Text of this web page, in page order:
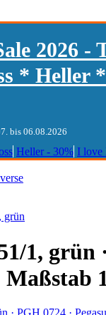
2026 -
* Heller
bis 06.08.2026
Heller - 30% I love
grün
1, grün
Maßstab